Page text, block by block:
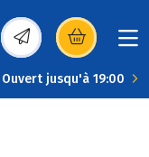
(s’ouvre dans une
Ouvert jusqu'à 19:00